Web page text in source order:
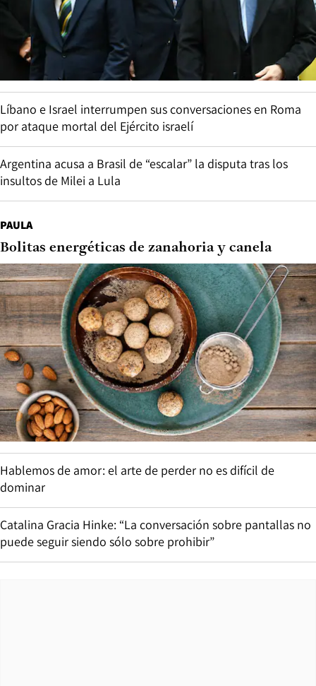
Líbano e Israel interrumpen sus conversaciones en Roma
por ataque mortal del Ejército israelí
Argentina acusa a Brasil de “escalar” la disputa tras los
insultos de Milei a Lula
PAULA
Bolitas energéticas de zanahoria y canela
Hablemos de amor: el arte de perder no es difícil de
dominar
Catalina Gracia Hinke: “La conversación sobre pantallas no
puede seguir siendo sólo sobre prohibir”